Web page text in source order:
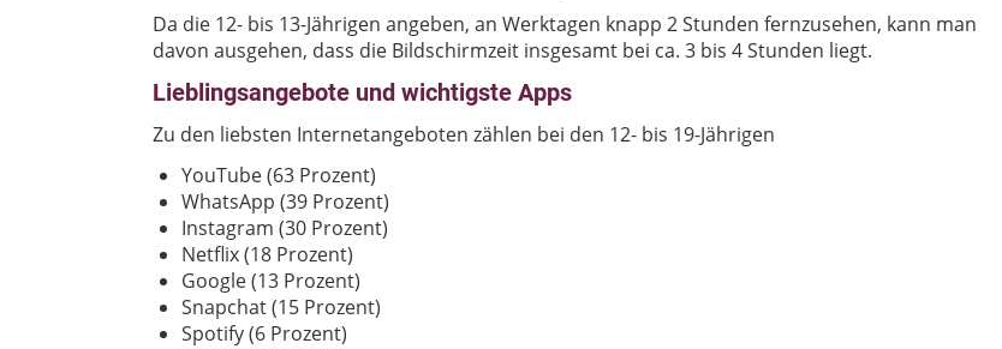
Da die 12- bis 13-Jährigen angeben, an Werktagen knapp 2 Stunden fernzusehen, kann man
davon ausgehen, dass die Bildschirmzeit insgesamt bei ca. 3 bis 4 Stunden liegt.
Lieblingsangebote und wichtigste Apps
Zu den liebsten Internetangeboten zählen bei den 12- bis 19-Jährigen
YouTube (63 Prozent)
WhatsApp (39 Prozent)
Instagram (30 Prozent)
Netflix (18 Prozent)
Google (13 Prozent)
Snapchat (15 Prozent)
Spotify (6 Prozent)